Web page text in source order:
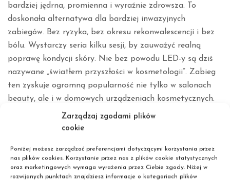
Zarządzaj zgodami plików
cookie
Poniżej możesz zarządzać preferencjami dotyczącymi korzystania przez
nas plików cookies. Korzystanie przez nas z plików cookie statystycznych
oraz marketingowych wymaga wyrażenia przez Ciebie zgody. Niżej w
rozwijanych punktach znajdziesz informacje o kategoriach plików
bardziej jędrna, promienna i wyraźnie zdrowsza. To
doskonała alternatywa dla bardziej inwazyjnych
zabiegów. Bez ryzyka, bez okresu rekonwalescencji i bez
bólu. Wystarczy seria kilku sesji, by zauważyć realną
poprawę kondycji skóry. Nie bez powodu LED-y są dziś
nazywane „światłem przyszłości w kosmetologii”. Zabieg
ten zyskuje ogromną popularność nie tylko w salonach
beauty, ale i w domowych urządzeniach kosmetycznych.
HOLISTYCZNE PODEJŚCIE
DO URODY, PIĘKNO JAKO
TROSKA O SIEBIE